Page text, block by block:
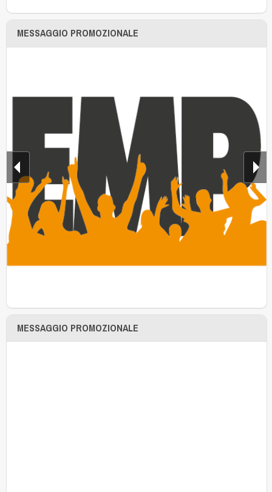
MESSAGGIO PROMOZIONALE
MESSAGGIO PROMOZIONALE